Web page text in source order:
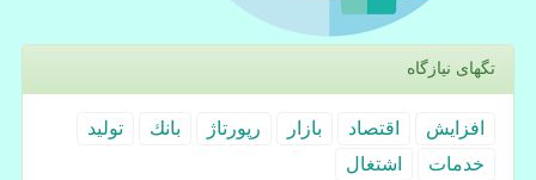
تگهای نیازگاه
افزایش اقتصاد بازار رپورتاژ بانك
تولید
خدمات
اشتغال